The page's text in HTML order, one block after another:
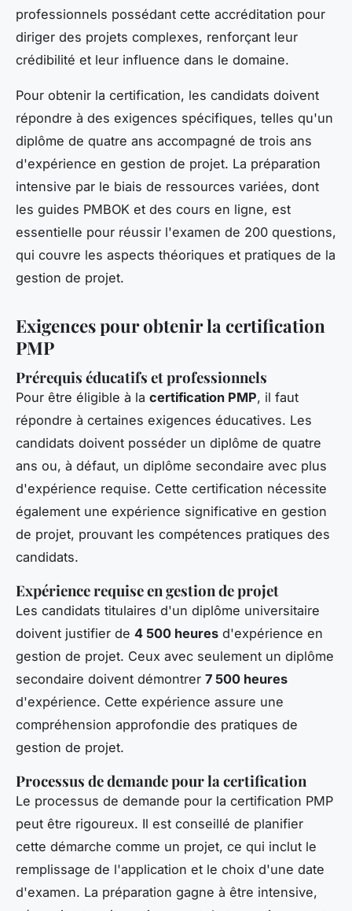
professionnels possédant cette accréditation pour
diriger des projets complexes, renforçant leur
crédibilité et leur influence dans le domaine.
Pour obtenir la certification, les candidats doivent
répondre à des exigences spécifiques, telles qu'un
diplôme de quatre ans accompagné de trois ans
d'expérience en gestion de projet. La préparation
intensive par le biais de ressources variées, dont
les guides PMBOK et des cours en ligne, est
essentielle pour réussir l'examen de 200 questions,
qui couvre les aspects théoriques et pratiques de la
gestion de projet.
Exigences pour obtenir la certification
PMP
Prérequis éducatifs et professionnels
Pour être éligible à la certification PMP, il faut
répondre à certaines exigences éducatives. Les
candidats doivent posséder un diplôme de quatre
ans ou, à défaut, un diplôme secondaire avec plus
d'expérience requise. Cette certification nécessite
également une expérience significative en gestion
de projet, prouvant les compétences pratiques des
candidats.
Expérience requise en gestion de projet
Les candidats titulaires d'un diplôme universitaire
doivent justifier de 4 500 heures d'expérience en
gestion de projet. Ceux avec seulement un diplôme
secondaire doivent démontrer 7 500 heures
d'expérience. Cette expérience assure une
compréhension approfondie des pratiques de
gestion de projet.
Processus de demande pour la certification
Le processus de demande pour la certification PMP
peut être rigoureux. Il est conseillé de planifier
cette démarche comme un projet, ce qui inclut le
remplissage de l'application et le choix d'une date
d'examen. La préparation gagne à être intensive,